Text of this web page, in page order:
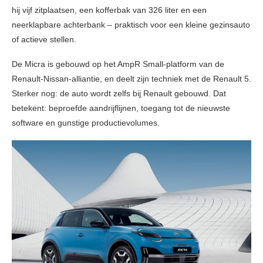
hij vijf zitplaatsen, een kofferbak van 326 liter en een
neerklapbare achterbank – praktisch voor een kleine gezinsauto
of actieve stellen.
De Micra is gebouwd op het AmpR Small-platform van de
Renault-Nissan-alliantie, en deelt zijn techniek met de Renault 5.
Sterker nog: de auto wordt zelfs bij Renault gebouwd. Dat
betekent: beproefde aandrijflijnen, toegang tot de nieuwste
software en gunstige productievolumes.